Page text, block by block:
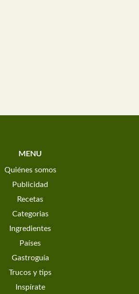
MENU
Quiénes somos
Publicidad
Recetas
Categorias
Ingredientes
Países
Gastroguía
Trucos y tips
Inspírate